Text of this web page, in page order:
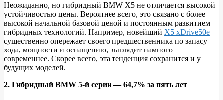
Неожиданно, но гибридный BMW X5 не отличается высокой
устойчивостью цены. Вероятнее всего, это связано с более
высокой начальной базовой ценой и постоянным развитием
гибридных технологий. Например, новейший X5 xDrive50e
существенно опережает своего предшественника по запасу
хода, мощности и оснащению, выглядит намного
современнее. Скорее всего, эта тенденция сохранится и у
будущих моделей.
2. Гибридный BMW 5-й серии — 64,7% за пять лет